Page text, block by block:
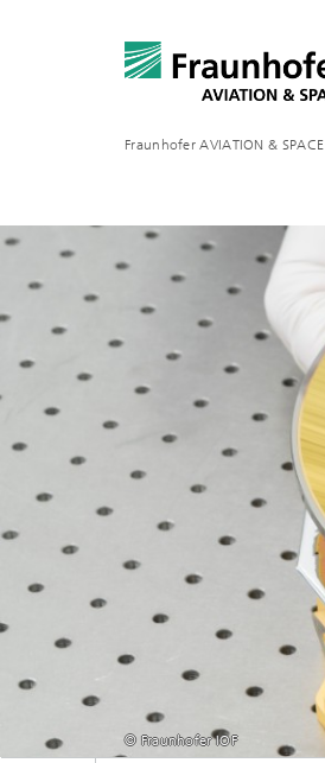
Fraunhofer AVIATION & SPACE
PROJEKTE
© Fraunhofer IOF